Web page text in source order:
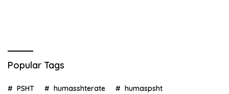
Popular Tags
PSHT humasshterate humaspsht